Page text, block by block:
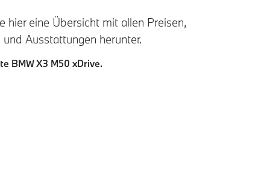
hier eine Übersicht mit allen Preisen,
Ausstattungen herunter.
BMW X3 M50 xDrive.